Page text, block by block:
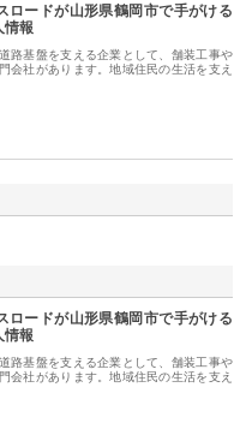
ロードが山形県鶴岡市で手がける
情報
路基盤を支える企業として、舗装工事や
会社があります。地域住民の生活を支え
ロードが山形県鶴岡市で手がける
情報
路基盤を支える企業として、舗装工事や
会社があります。地域住民の生活を支え